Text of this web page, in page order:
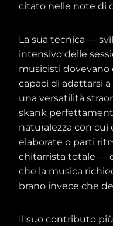
citato nelle note di
La sua tecnica —
intensivo delle
musicisti dovevano
capaci di adattarsi
una versatilità
skank
naturalezza con
elaborate o parti
chitarrista totale —
che la musica
brano invece che
Il suo contributo